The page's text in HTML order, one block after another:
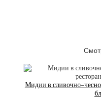
Мидии в